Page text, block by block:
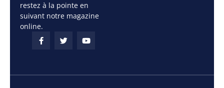
restez à la pointe en
suivant notre magazine
online.